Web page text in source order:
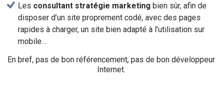
Les consultant stratégie marketing bien sûr, afin de
disposer d’un site proprement codé, avec des pages
rapides à charger, un site bien adapté à l’utilisation sur
mobile…
En bref, pas de bon référencement, pas de bon développeur
Internet.